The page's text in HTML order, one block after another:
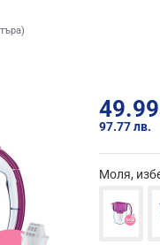
97.77 лв.
Моля,